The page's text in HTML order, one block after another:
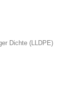
Dichte (LLDPE)